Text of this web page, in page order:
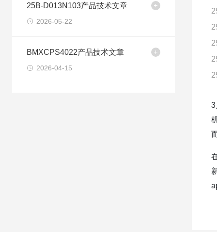
25B-D013N103产品技术文章
2026-05-22
BMXCPS4022产品技术文章
2026-04-15
3